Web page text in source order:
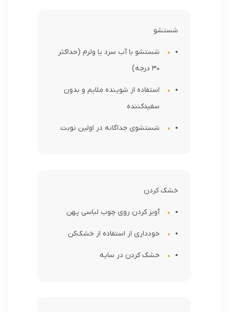
شستشو
شستشو با آب سرد یا ولرم (حداکثر
30 درجه)
استفاده از شوینده ملایم و بدون
سفیدکننده
شستشوی جداگانه در اولین نوبت
خشک کردن
آویز کردن روی چوب لباسی پهن
خودداری از استفاده از خشک‌کن
خشک کردن در سایه